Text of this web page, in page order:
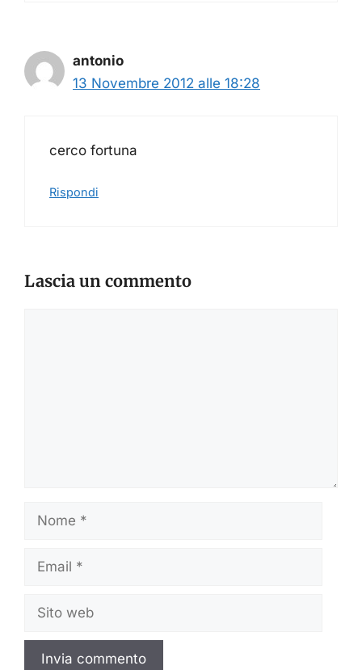
antonio
13 Novembre 2012 alle 18:28
cerco fortuna
Rispondi
Lascia un commento
Nome
Email
Sito
web